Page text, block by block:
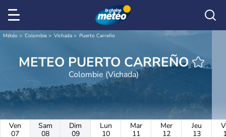
Météo Colombie Vichada Puerto Carreño
METEO PUERTO CARREÑO
Colombie (Vichada)
Ven
07
Sam
08
Dim
09
Lun
10
Mar
11
Mer
12
Jeu
13